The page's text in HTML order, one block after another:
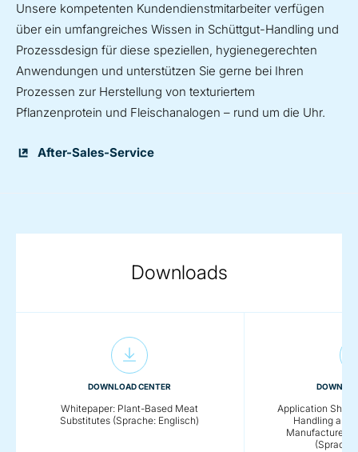
Unsere kompetenten Kundendienstmitarbeiter verfügen
über ein umfangreiches Wissen in Schüttgut-Handling und
Prozessdesign für diese speziellen, hygienegerechten
Anwendungen und unterstützen Sie gerne bei Ihren
Prozessen zur Herstellung von texturiertem
Pflanzenprotein und Fleischanalogen – rund um die Uhr.
After-Sales-Service
Downloads
DOWNLOAD CENTER
Whitepaper: Plant-Based Meat
Substitutes (Sprache: Englisch)
Application
Handling and
Manufacture of